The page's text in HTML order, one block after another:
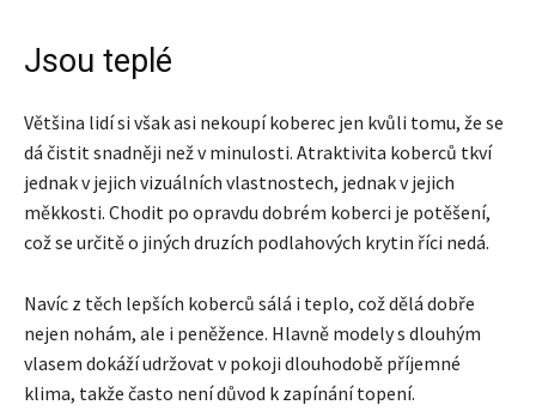
Jsou teplé
Většina lidí si však asi nekoupí koberec jen kvůli tomu, že se
dá čistit snadněji než v minulosti. Atraktivita koberců tkví
jednak v jejich vizuálních vlastnostech, jednak v jejich
měkkosti. Chodit po opravdu dobrém koberci je potěšení,
což se určitě o jiných druzích podlahových krytin říci nedá.
Navíc z těch lepších koberců sálá i teplo, což dělá dobře
nejen nohám, ale i peněžence. Hlavně modely s dlouhým
vlasem dokáží udržovat v pokoji dlouhodobě příjemné
klima, takže často není důvod k zapínání topení.